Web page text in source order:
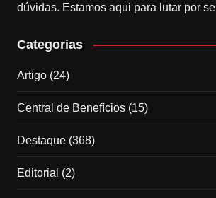
dúvidas. Estamos aqui para lutar por
Categorias
Artigo(24)
Central de Benefícios(15)
Destaque(368)
Editorial (2)